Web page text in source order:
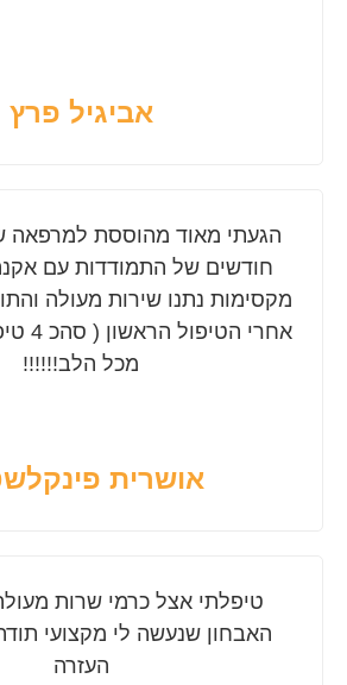
אביגיל פרץ
הגעתי מאוד מהוססת למרפאה
חודשים של התמודדות עם
מקסימות נתנו שירות מעולה
אחרי
מכל הלב!!!!!!
אושרית
טיפלתי אצל כרמי שרות
האבחון שנעשה לי מקצועי
העזרה